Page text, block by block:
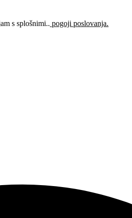
s splošnimi.. pogoji poslovanja.